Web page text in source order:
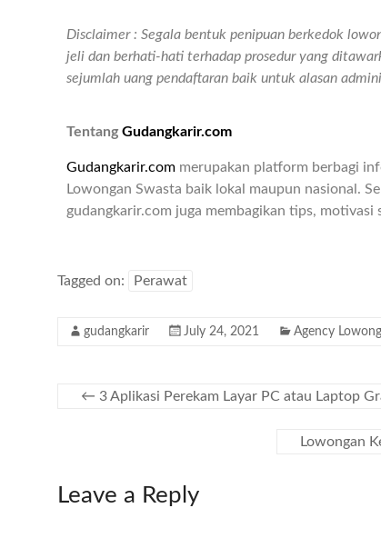
Disclaimer : Segala bentuk penipuan berkedok
jeli dan berhati-hati terhadap prosedur yang
sejumlah uang pendaftaran baik untuk alasan
Tentang Gudangkarir.com
Gudangkarir.com merupakan platform berbagi
Lowongan Swasta baik lokal maupun nasional.
gudangkarir.com juga membagikan tips, motivasi
Tagged on: Perawat
gudangkarir July 24, 2021 Agency
← 3 Aplikasi Perekam Layar PC atau Laptop
Lowongan
Leave a Reply